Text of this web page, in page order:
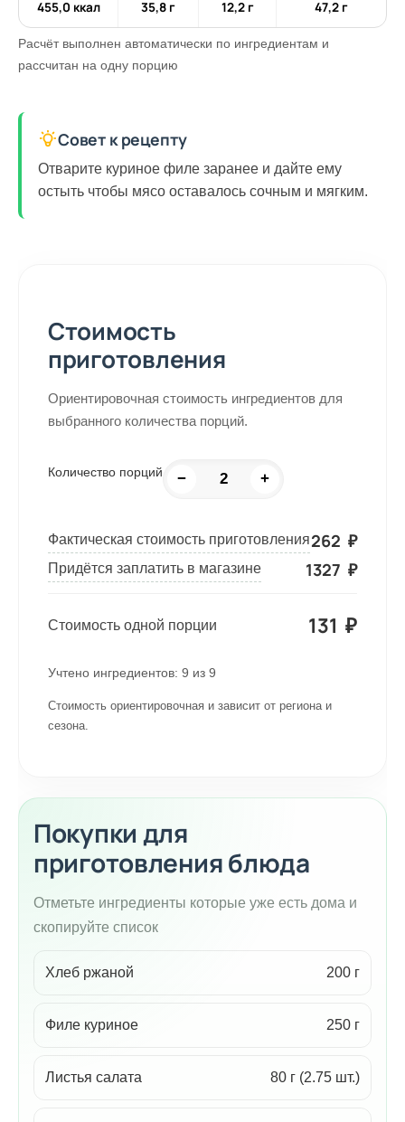
455,0 ккал 35,8 г 12,2 г 47,2 г
Расчёт выполнен автоматически по ингредиентам и
рассчитан на одну порцию
Совет к рецепту
Отварите куриное филе заранее и дайте ему
остыть чтобы мясо оставалось сочным и мягким.
Стоимость
приготовления
Ориентировочная стоимость ингредиентов для
выбранного количества порций.
Количество порций − +
Фактическая стоимость приготовления262 ₽
Придётся заплатить в магазине 1327 ₽
Стоимость одной порции 131 ₽
Учтено ингредиентов: 9 из 9
Стоимость ориентировочная и зависит от региона и
сезона.
Покупки для
приготовления блюда
Отметьте ингредиенты которые уже есть дома и
скопируйте список
Хлеб ржаной 200 г
Филе куриное 250 г
Листья салата 80 г (2.75 шт.)